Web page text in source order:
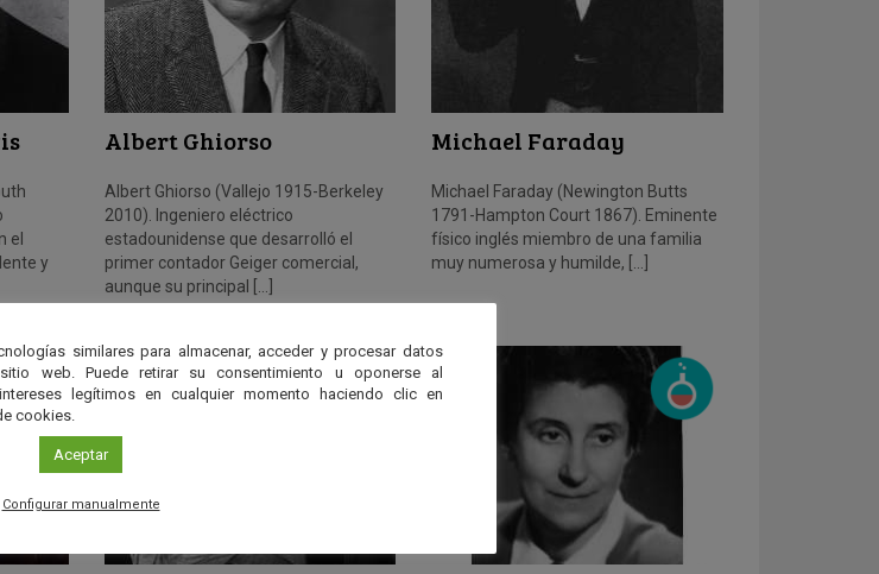
el
y
Albert Ghiorso
Albert Ghiorso (Vallejo 1915-Berkeley
2010). Ingeniero eléctrico
estadounidense que desarrolló el
primer contador Geiger comercial,
aunque su principal […]
Michael Faraday
Michael Faraday (Newington Butts
1791-Hampton Court 1867). Eminente
físico inglés miembro de una familia
muy numerosa y humilde, […]
similares para almacenar, acceder y procesar datos
web. Puede retirar su consentimiento u oponerse al
legítimos en cualquier momento haciendo clic en
cookies.
Aceptar
Configurar manualmente